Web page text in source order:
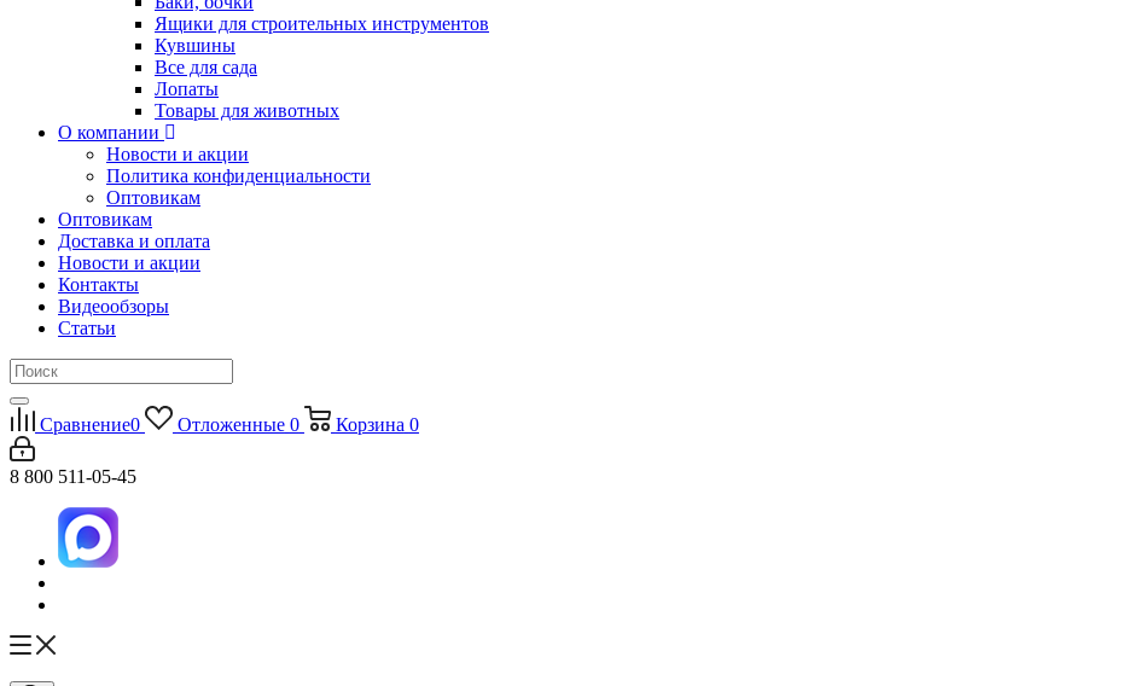
Ящики для строительных инструментов
Кувшины
Все для сада
Лопаты
Товары для животных
О компании
Новости и акции
Политика конфиденциальности
Оптовикам
Оптовикам
Доставка и оплата
Новости и акции
Контакты
Видеообзоры
Статьи
Сравнение0 Отложенные 0 Корзина 0
8 800 511-05-45